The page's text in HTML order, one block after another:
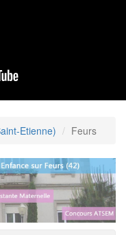
Etienne) Feurs